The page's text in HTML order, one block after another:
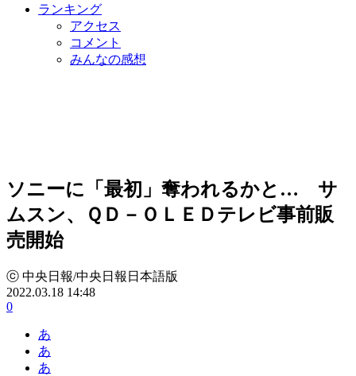
ランキング
アクセス
コメント
みんなの感想
ソニーに「最初」奪われるかと… サ
ムスン、ＱＤ－ＯＬＥＤテレビ事前販
売開始
ⓒ 中央日報/中央日報日本語版
2022.03.18 14:48
0
あ
あ
あ